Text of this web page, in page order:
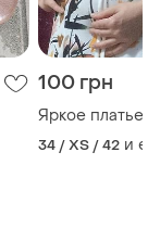
100 грн
Яркое платье
34 / XS / 42 и